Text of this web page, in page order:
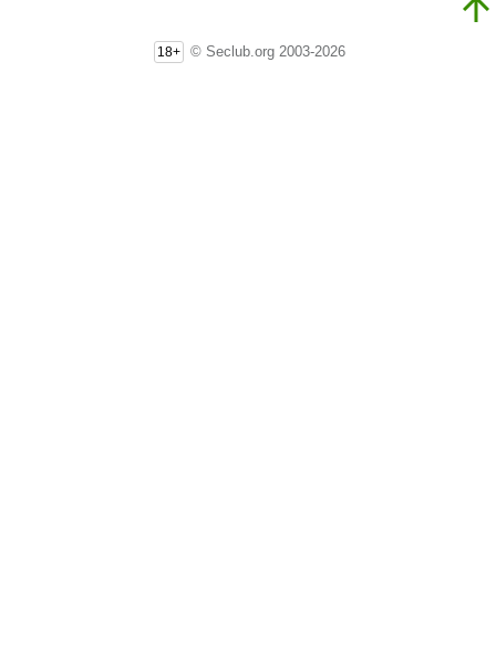
18+ © Seclub.org 2003-2026